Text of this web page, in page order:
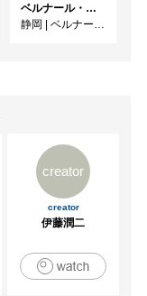
ベルナール・ビュフェと写真 ーカメラがとらえたビュフェとその時代、そして21 世紀へ
静岡 | ベルナール・ビュフェ美術館
creator
creator
伊藤潤二